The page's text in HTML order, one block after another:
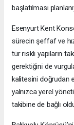
başlatılması
Esenyurt Kent
sürecin şeffaf ve
tür riskli yapıların
gerektiğini de
kalitesini doğrudan
yalnızca yerel
takibine de bağlı